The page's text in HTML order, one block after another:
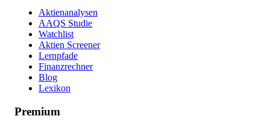
Aktienanalysen
AAQS Studie
Watchlist
Aktien Screener
Lernpfade
Finanzrechner
Blog
Lexikon
Premium